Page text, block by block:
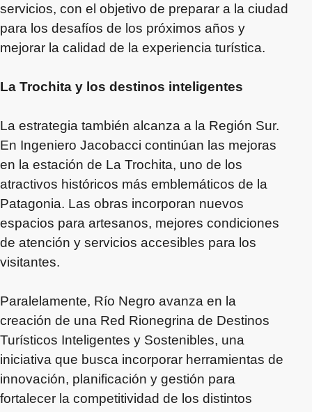
servicios, con el objetivo de preparar a la ciudad
para los desafíos de los próximos años y
mejorar la calidad de la experiencia turística.
La Trochita y los destinos inteligentes
La estrategia también alcanza a la Región Sur.
En Ingeniero Jacobacci continúan las mejoras
en la estación de La Trochita, uno de los
atractivos históricos más emblemáticos de la
Patagonia. Las obras incorporan nuevos
espacios para artesanos, mejores condiciones
de atención y servicios accesibles para los
visitantes.
Paralelamente, Río Negro avanza en la
creación de una Red Rionegrina de Destinos
Turísticos Inteligentes y Sostenibles, una
iniciativa que busca incorporar herramientas de
innovación, planificación y gestión para
fortalecer la competitividad de los distintos